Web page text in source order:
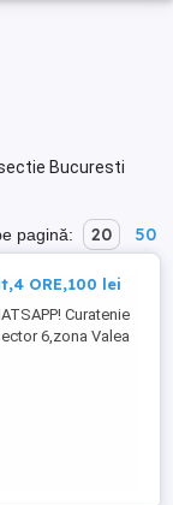
Bucuresti
pagină: 20 50
ORE,100 lei
Curatenie
6,zona Valea
lei,part time(1-2
minim 30
6. DOAR MESAJE